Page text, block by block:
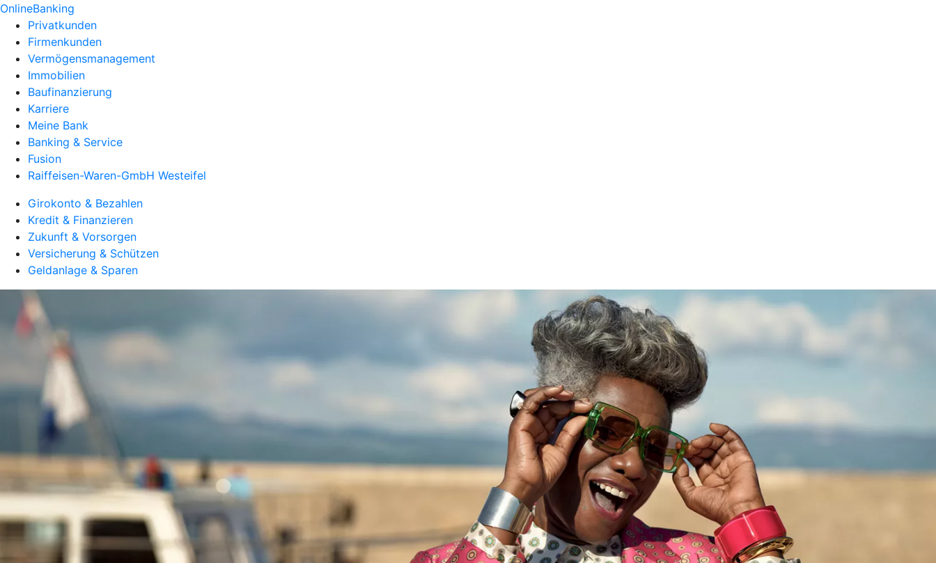
OnlineBanking
Privatkunden
Firmenkunden
Vermögensmanagement
Immobilien
Baufinanzierung
Karriere
Meine Bank
Banking & Service
Fusion
Raiffeisen-Waren-GmbH Westeifel
Girokonto & Bezahlen
Kredit & Finanzieren
Zukunft & Vorsorgen
Versicherung & Schützen
Geldanlage & Sparen